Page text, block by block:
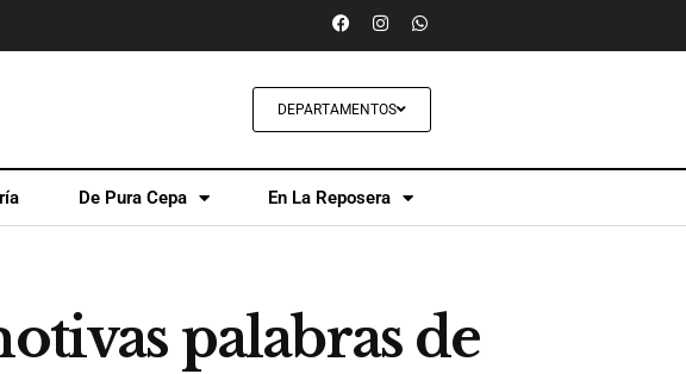
DEPARTAMENTOS
De Pura Cepa En La Reposera
palabras de